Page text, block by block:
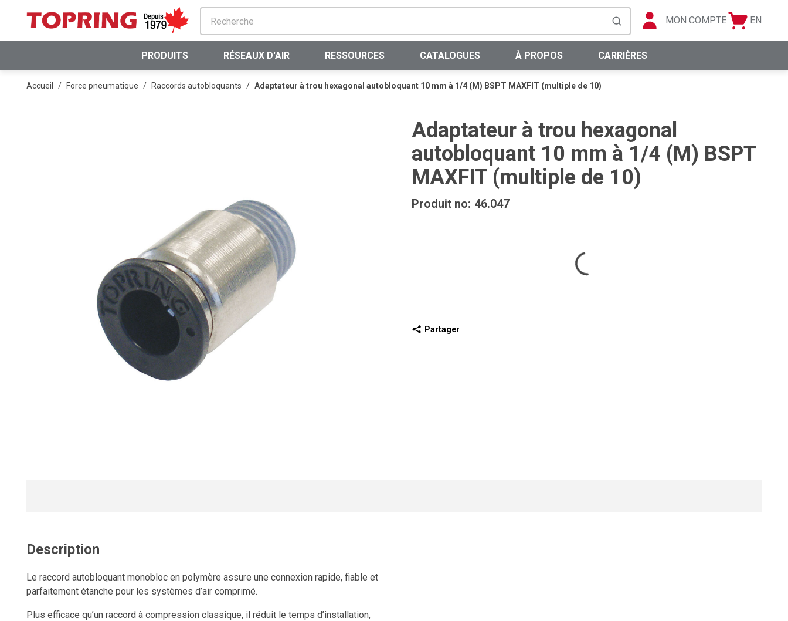
PASSER AU CONTENU PRINCIPAL
soumettre la recherche
MON COMPTE
Panier
Langue
EN
PRODUITS RÉSEAUX D'AIR RESSOURCES CATALOGUES À PROPOS CARRIÈRES
Accueil / Force pneumatique / Raccords autobloquants / Adaptateur à trou hexagonal autobloquant 10 mm à 1/4 (M) BSPT MAXFIT (multiple de 10)
Adaptateur à trou hexagonal
autobloquant 10 mm à 1/4 (M) BSPT
MAXFIT (multiple de 10)
Produit no: 46.047
Partager
Description
Le raccord autobloquant monobloc en polymère assure une connexion rapide, fiable et
parfaitement étanche pour les systèmes d’air comprimé.
Plus efficace qu’un raccord à compression classique, il réduit le temps d’installation,